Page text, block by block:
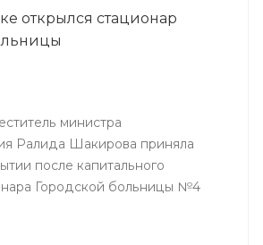
открылся стационар
министра
Ралида Шакирова приняла
после капитального
Городской больницы №4